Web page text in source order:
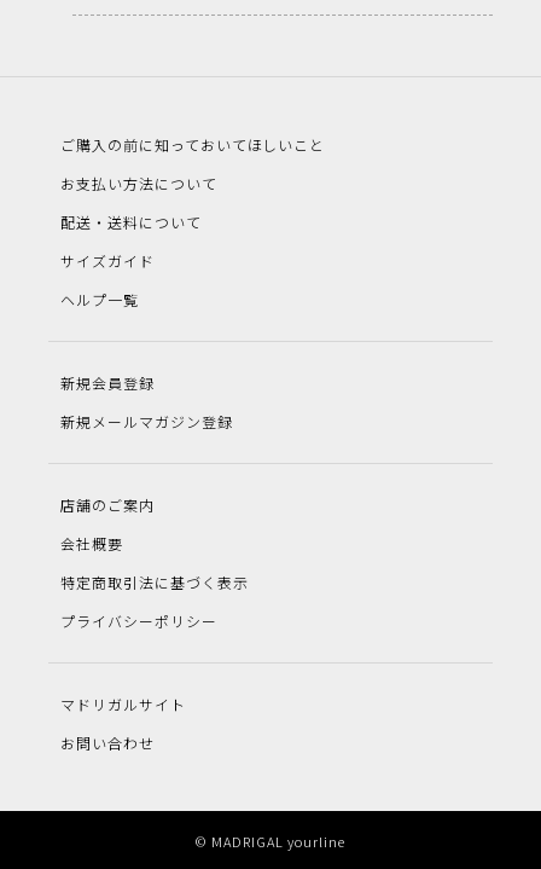
ご購入の前に知っておいてほしいこと
お支払い方法について
配送・送料について
サイズガイド
ヘルプ一覧
新規会員登録
新規メールマガジン登録
店舗のご案内
会社概要
特定商取引法に基づく表示
プライバシーポリシー
マドリガルサイト
お問い合わせ
© MADRIGAL yourline